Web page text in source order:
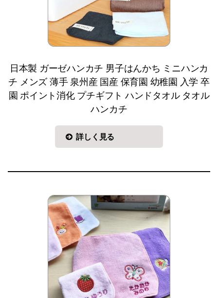
日本製 ガーゼハンカチ 男子はんかち ミニハンカ
チ メンズ 薄手 泉州産 国産 保育園 幼稚園 入学 卒
園 ポイント消化 プチギフト ハンドタオル タオル
ハンカチ
詳しく見る